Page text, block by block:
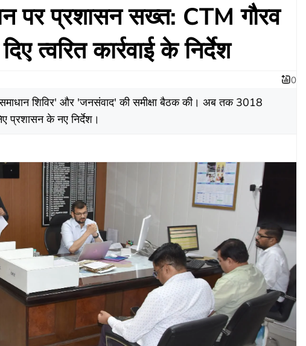
पर प्रशासन सख्त: CTM गौरव
त्वरित कार्रवाई के निर्देश
0
शिविर' और 'जनसंवाद' की समीक्षा बैठक की। अब तक 3018
प्रशासन के नए निर्देश।